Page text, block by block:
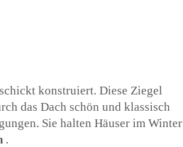
konstruiert. Diese Ziegel
das Dach schön und klassisch
Sie halten Häuser im Winter
.